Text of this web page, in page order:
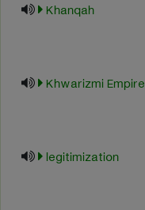
Khanqah
Khwarizmi Empire
legitimization